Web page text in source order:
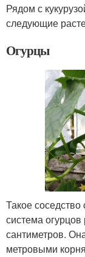
Рядом с
следующие
Огурцы
Такое
система огурцов
сантиметров.
метровыми